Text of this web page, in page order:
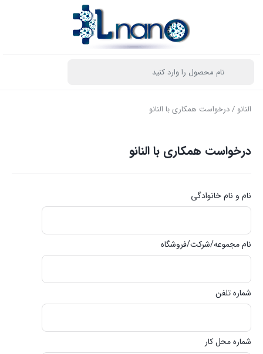
النانو / درخواست همکاری با النانو
درخواست همکاری با النانو
نام و نام خانوادگی
نام مجموعه/شرکت/فروشگاه
شماره تلفن
شماره محل کار